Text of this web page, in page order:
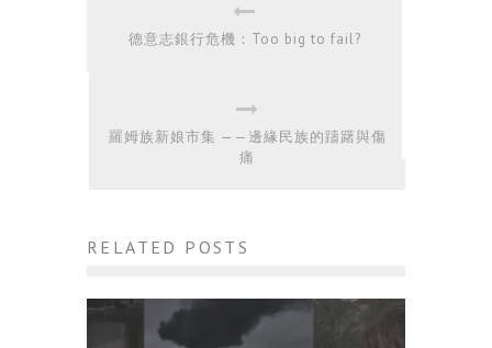
德意志銀行危機：Too big to fail?
羅姆族新娘市集 ——邊緣民族的躊躇與傷
痛
RELATED POSTS